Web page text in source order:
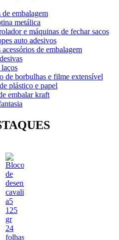
de embalagem
metálica
e máquinas de fechar sacos
auto adesivos
de embalagem
de borbulhas e filme extensível
plástico e papel
embalar kraft